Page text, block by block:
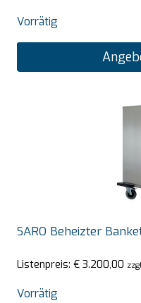
Vorrätig
SARO Beheizter
Listenpreis: € 3.200,00
Vorrätig